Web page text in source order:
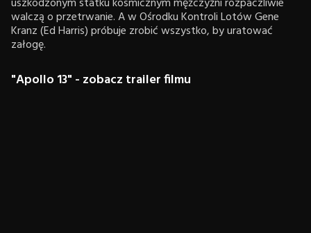
walczą o przetrwanie. A w Ośrodku Kontroli Lotów Gene
Kranz (Ed Harris) próbuje zrobić wszystko, by uratować
załogę.
"Apollo 13" - zobacz trailer filmu